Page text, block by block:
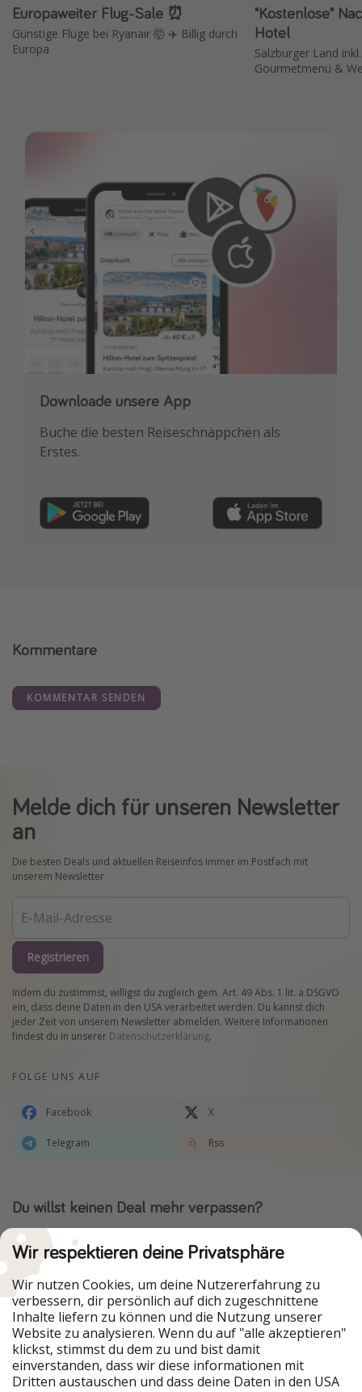
Europaweiter Flug-Sale ⏰
Günstige Flüge bei Ryanair 🤯 ✈️ Billig durch
Europa
"Kostenlose"
Hotel
Salzburger Land
Gourmetmenü &
Downloade unsere App
Buche die besten Reiseschnäppchen als
Erstes.
Kommentare
KOMMENTAR SENDEN
Melde dich für unseren Newsletter
an
Die besten Deals und aktuellen Reiseinfos immer im Postfach mit
unserem Newsletter
Registrieren
Indem du zustimmst, willigst du zugleich gem. Art. 49 Abs. 1 lit. a DSGVO
ein, dass deine Daten in den USA verarbeitet werden. Du kannst dich
jeder Zeit von unserem Newsletter abmelden. Weitere Informationen
findest du in unserer Datenschutzerklärung.
FOLGE UNS AUF
Facebook X
Telegram Rss
Du willst keinen Deal mehr verpassen?
Dann lade unsere App herunter.
Urlaubspiraten ist Teil der HolidayPirates Group
Unsere Märkte
PiratinViaggio
HolidayPirates
VakantiePiraten
WakacyjniPiraci
Wir respektieren deine Privatsphäre
Wir nutzen Cookies, um deine Nutzererfahrung zu
verbessern, dir persönlich auf dich zugeschnittene
Inhalte liefern zu können und die Nutzung unserer
Website zu analysieren. Wenn du auf "alle akzeptieren"
klickst, stimmst du dem zu und bist damit
einverstanden, dass wir diese informationen mit
Dritten austauschen und dass deine Daten in den USA